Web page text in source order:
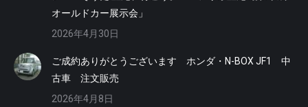
オールドカー展示会」
2026年4月30日
ご成約ありがとうございます ホンダ・N-BOX JF1 中
古車 注文販売
2026年4月8日